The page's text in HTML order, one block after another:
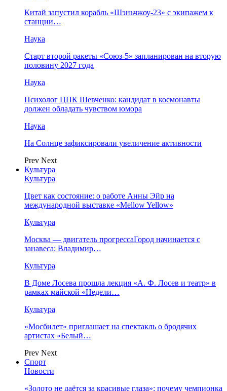
Китай запустил корабль «Шэньчжоу-23» с экипажем к
станции…
Наука
Старт второй ракеты «Союз-5» запланирован на вторую
половину 2027 года
Наука
Психолог ЦПК Шевченко: кандидат в космонавты
должен обладать чувством юмора
Наука
На Солнце зафиксировали увеличение активности
Prev Next
Культура
Культура
Цвет как состояние: о работе Анны Эйр на
международной выставке «Mellow Yellow»
Культура
Москва — двигатель прогрессаГород начинается с
занавеса: Владимир…
Культура
В Доме Лосева прошла лекция «А. Ф. Лосев и театр» в
рамках майской «Недели…
Культура
«Мосбилет» приглашает на спектакль о бродячих
артистах «Белый…
Prev Next
Спорт
Новости
«Золото не даётся за красивые глаза»: почему чемпионка